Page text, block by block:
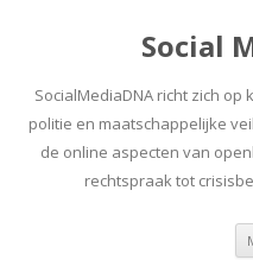
Social
SocialMediaDNA richt zich
politie en maatschappelijke
de online aspecten van
rechtspraak tot